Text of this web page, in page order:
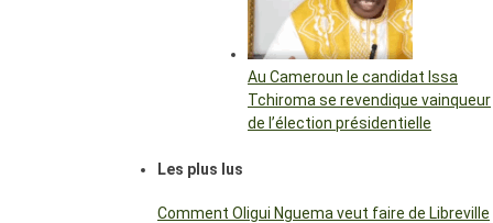
Au Cameroun le candidat Issa
Tchiroma se revendique vainqueur
de l’élection présidentielle
Les plus lus
Comment Oligui Nguema veut faire de Libreville